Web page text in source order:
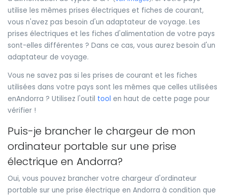
utilise les mêmes prises électriques et fiches de courant,
vous n'avez pas besoin d'un adaptateur de voyage. Les
prises électriques et les fiches d'alimentation de votre pays
sont-elles différentes ? Dans ce cas, vous aurez besoin d'un
adaptateur de voyage.
Vous ne savez pas si les prises de courant et les fiches
utilisées dans votre pays sont les mêmes que celles utilisées
enAndorra ? Utilisez l'outil tool en haut de cette page pour
vérifier !
Puis-je brancher le chargeur de mon
ordinateur portable sur une prise
électrique en Andorra?
Oui, vous pouvez brancher votre chargeur d'ordinateur
portable sur une prise électrique en Andorra à condition que